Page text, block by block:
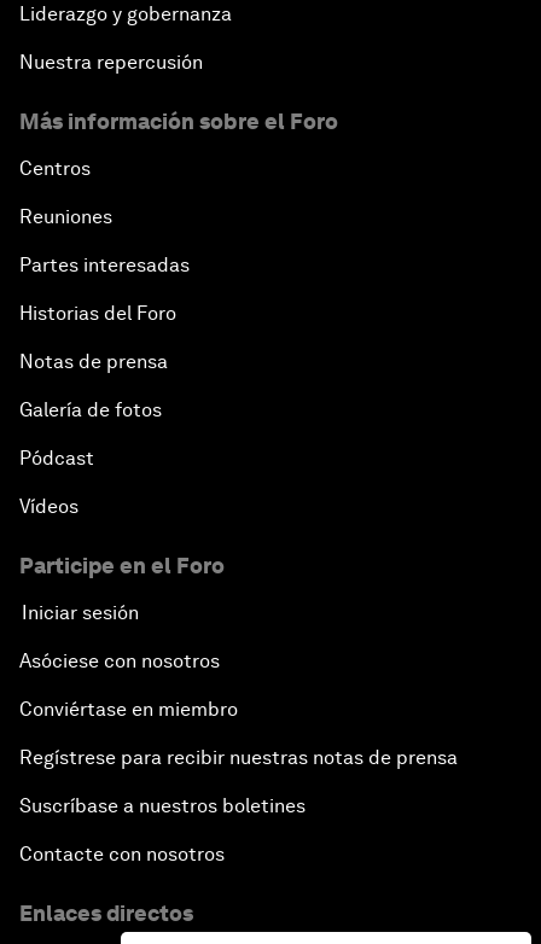
Liderazgo y gobernanza
Nuestra repercusión
Más información sobre el Foro
Centros
Reuniones
Partes interesadas
Historias del Foro
Notas de prensa
Galería de fotos
Pódcast
Vídeos
Participe en el Foro
Iniciar sesión
Asóciese con nosotros
Conviértase en miembro
Regístrese para recibir nuestras notas de prensa
Suscríbase a nuestros boletines
Contacte con nosotros
Enlaces directos